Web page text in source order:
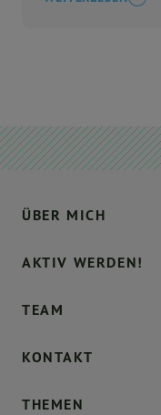
ÜBER MICH
AKTIV WERDEN!
TEAM
KONTAKT
THEMEN